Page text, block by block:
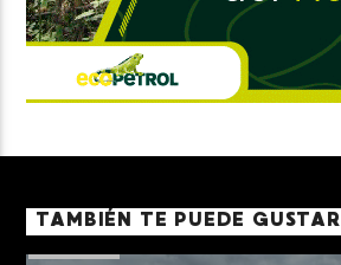
TAMBIÉN TE PUEDE GUSTAR